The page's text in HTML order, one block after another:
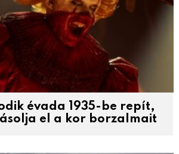
évada 1935-be repít,
el a kor borzalmait